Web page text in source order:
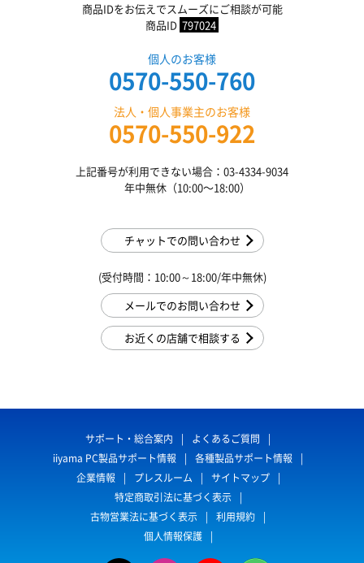
商品IDをお伝えでスムーズにご相談が可能
商品ID 797024
個人のお客様
0570-550-760
法人・個人事業主のお客様
0570-550-922
上記番号が利用できない場合：03-4334-9034
年中無休（10:00〜18:00）
チャットでの問い合わせ
(受付時間：10:00～18:00/年中無休)
メールでのお問い合わせ
お近くの店舗で相談する
サポート・総合案内
よくあるご質問
iiyama PC製品サポート情報
各種製品サポート情報
企業情報
プレスルーム
サイトマップ
特定商取引法に基づく表示
古物営業法に基づく表示
利用規約
個人情報保護